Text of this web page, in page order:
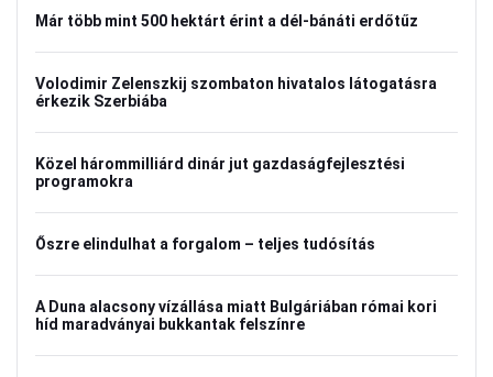
Már több mint 500 hektárt érint a dél-bánáti erdőtűz
Volodimir Zelenszkij szombaton hivatalos látogatásra
érkezik Szerbiába
Közel hárommilliárd dinár jut gazdaságfejlesztési
programokra
Őszre elindulhat a forgalom – teljes tudósítás
A Duna alacsony vízállása miatt Bulgáriában római kori
híd maradványai bukkantak felszínre